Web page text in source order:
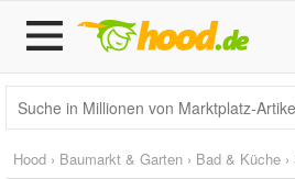
Hood › Baumarkt & Garten › Bad & Küche ›